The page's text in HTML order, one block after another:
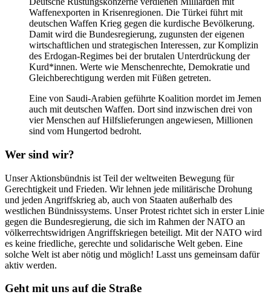
Waffenexporten in Krisenregionen. Die Türkei führt mit
deutschen Waffen Krieg gegen die kurdische Bevölkerung.
Damit wird die Bundesregierung, zugunsten der eigenen
wirtschaftlichen und strategischen Interessen, zur Komplizin
des Erdogan-Regimes bei der brutalen Unterdrückung der
Kurd*innen. Werte wie Menschenrechte, Demokratie und
Gleichberechtigung werden mit Füßen getreten.
Eine von Saudi-Arabien geführte Koalition mordet im Jemen
auch mit deutschen Waffen. Dort sind inzwischen drei von
vier Menschen auf Hilfslieferungen angewiesen, Millionen
sind vom Hungertod bedroht.
Wer sind wir?
Unser Aktionsbündnis ist Teil der weltweiten Bewegung für
Gerechtigkeit und Frieden. Wir lehnen jede militärische Drohung
und jeden Angriffskrieg ab, auch von Staaten außerhalb des
westlichen Bündnissystems. Unser Protest richtet sich in erster Linie
gegen die Bundesregierung, die sich im Rahmen der NATO an
völkerrechtswidrigen Angriffskriegen beteiligt. Mit der NATO wird
es keine friedliche, gerechte und solidarische Welt geben. Eine
solche Welt ist aber nötig und möglich! Lasst uns gemeinsam dafür
aktiv werden.
Geht mit uns auf die Straße